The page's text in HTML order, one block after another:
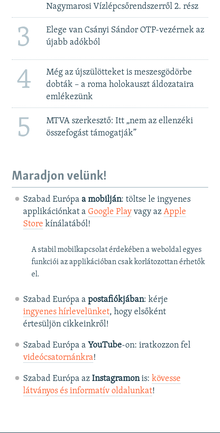
Nagymarosi Vízlépcsőrendszerről 2. rész
3
Elege van Csányi Sándor OTP-vezérnek az
újabb adókból
4
Még az újszülötteket is meszesgödörbe
dobták – a roma holokauszt áldozataira
emlékezünk
5
MTVA szerkesztő: Itt „nem az ellenzéki
összefogást támogatják”
Maradjon velünk!
Szabad Európa a mobilján: töltse le ingyenes
applikációnkat a Google Playvagy az Apple
Store kínálatából!
A stabil mobilkapcsolat érdekében a weboldal egyes
funkciói az applikációban csak korlátozottan érhetők
el.
Szabad Európa a postafiókjában: kérje
ingyenes hírlevelünket, hogy elsőként
értesüljön cikkeinkről!
Szabad Európa a YouTube-on: iratkozzon fel
videócsatornánkra!
Szabad Európa az Instagramonis: kövesse
látványos és informatív oldalunkat! ​